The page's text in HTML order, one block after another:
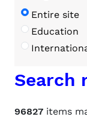
Entire site
Education
Search
96827 items